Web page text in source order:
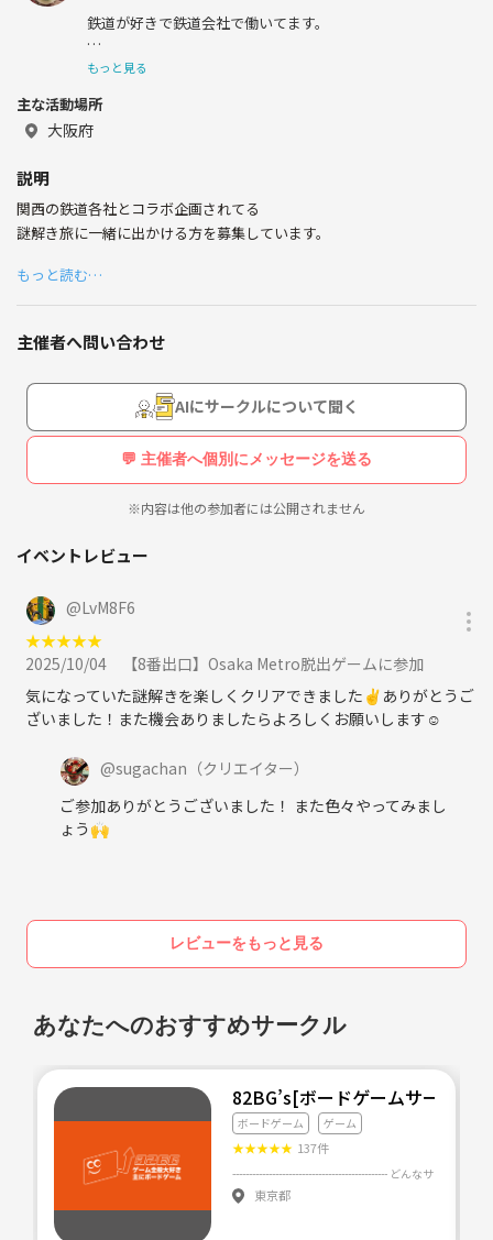
鉄道が好きで鉄道会社で働いてます。
（高卒社会人10年目）
休日の過ごし方🌟
🚃電車に乗っておでかけ、旅行
一緒におでかけできる方を探してます〜
🔊ビジネス勧誘はやめましょう。
もっと見る
主な活動場所
大阪府
説明
関西の鉄道各社とコラボ企画されてる
謎解き旅に一緒に出かける方を募集しています。
もっと読む…
主催者へ問い合わせ
AIにサークルについて聞く
💬 主催者へ個別にメッセージを送る
※内容は他の参加者には公開されません
イベントレビュー
@LvM8F6
★★★★★
2025/10/04
【8番出口】Osaka Metro脱出ゲームに参加
気になっていた謎解きを楽しくクリアできました✌️ありがとうご
ざいました！また機会ありましたらよろしくお願いします☺️
@sugachan （クリエイター）
ご参加ありがとうございました！ また色々やってみまし
ょう🙌
レビューをもっと見る
あなたへのおすすめサークル
82BG’s[ボードゲームサークル]
ボードゲーム ゲーム
★★★★★ 137件
東京都